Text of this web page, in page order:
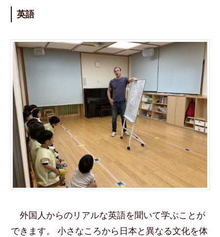
英語
外国人からのリアルな英語を聞いて学ぶことが
できます。 小さなころから日本と異なる文化を体